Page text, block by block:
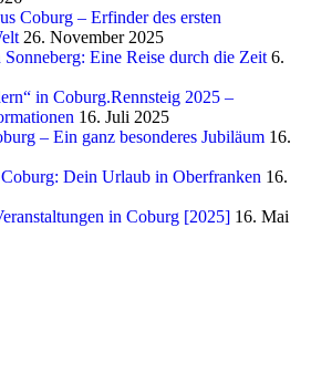
Coburg – Erfinder des ersten
26. November 2025
Eine Reise durch die Zeit 6.
in Coburg.Rennsteig 2025 –
16. Juli 2025
– Ein ganz besonderes Jubiläum 16.
Dein Urlaub in Oberfranken 16.
in Coburg [2025] 16. Mai